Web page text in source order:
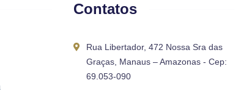
Contatos
Rua Libertador, 472 Nossa Sra das
Graças, Manaus – Amazonas - Cep:
69.053-090